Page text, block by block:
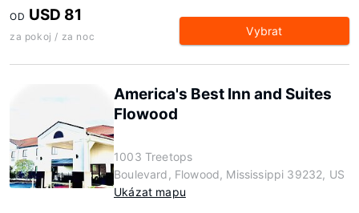
OD USD 81
za pokoj / za noc Vybrat
America's Best Inn and Suites
Flowood
1003 Treetops
Boulevard, Flowood, Mississippi 39232, US
Ukázat mapu